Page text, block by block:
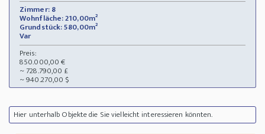
Zimmer: 8
Wohnfläche: 210,00m²
Grundstück: 580,00m²
Var
Preis:
850.000,00 €
~ 728.790,00 £
~ 940.270,00 $
Hier unterhalb Objekte die Sie vielleicht interessieren könnten.